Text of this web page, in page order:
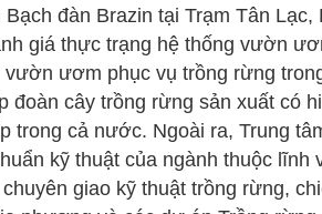
đàn Brazin tại Trạm Tân
giá thực trạng hệ thống vườn
vườn ươm phục vụ trồng rừng
đoàn cây trồng rừng sản xuất có
trong cả nước. Ngoài ra, Trung
kỹ thuật của ngành thuộc lĩnh
giao kỹ thuật trồng rừng,